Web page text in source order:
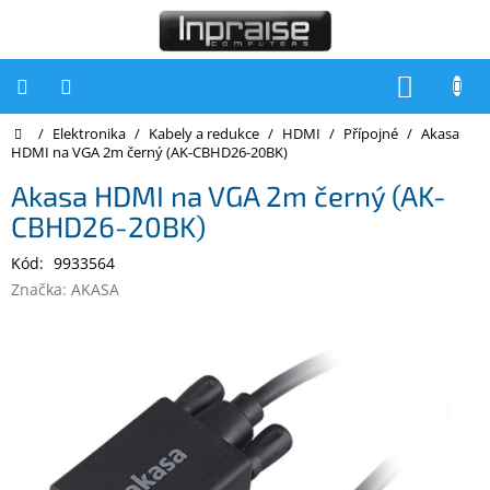
Počítače
Inpraise
Notebooky
Tiskárny
Domů
/ Elektronika / Kabely a redukce / HDMI / Přípojné / Akasa
HDMI na VGA 2m černý (AK-CBHD26-20BK)
Akasa HDMI na VGA 2m černý (AK-
CBHD26-20BK)
Kód: 9933564
Značka: AKASA